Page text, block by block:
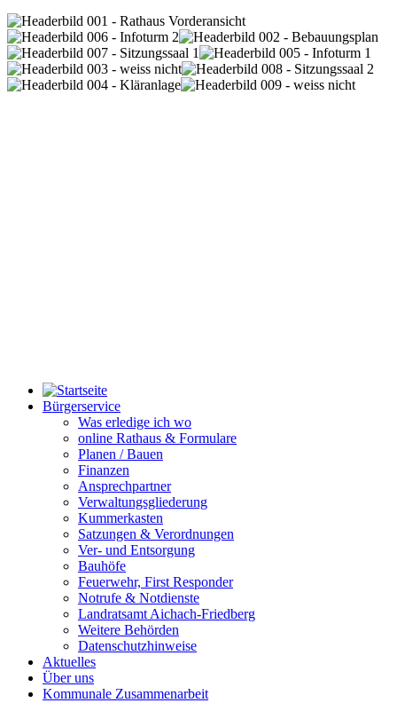
Bürgerservice
Was erledige ich wo
online Rathaus & Formulare
Planen / Bauen
Finanzen
Ansprechpartner
Verwaltungsgliederung
Kummerkasten
Satzungen & Verordnungen
Ver- und Entsorgung
Bauhöfe
Feuerwehr, First Responder
Notrufe & Notdienste
Landratsamt Aichach-Friedberg
Weitere Behörden
Datenschutzhinweise
Aktuelles
Über uns
Kommunale Zusammenarbeit